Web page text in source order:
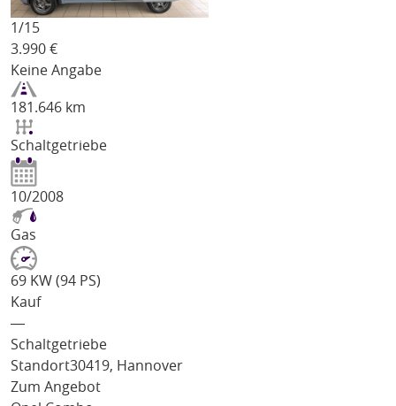
1/15
3.990 €
Keine Angabe
181.646 km
Schaltgetriebe
10/2008
Gas
69 KW (94 PS)
Kauf
―
Schaltgetriebe
Standort30419, Hannover
Zum Angebot